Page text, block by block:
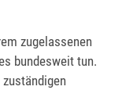
zugelassenen
bundesweit tun.